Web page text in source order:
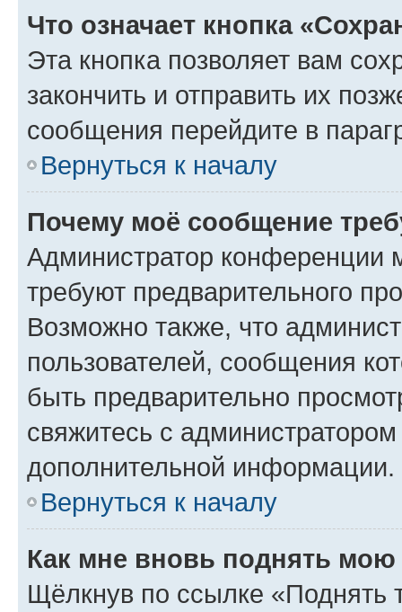
Что означает кнопка
Эта кнопка позволяет вам
закончить и отправить их
сообщения перейдите в
Вернуться к началу
Почему моё сообщение
Администратор конференции
требуют предварительного
Возможно также, что
пользователей, сообщения
быть предварительно
свяжитесь с
дополнительной информации.
Вернуться к началу
Как мне вновь поднять мою
Щёлкнув по ссылке «Поднять